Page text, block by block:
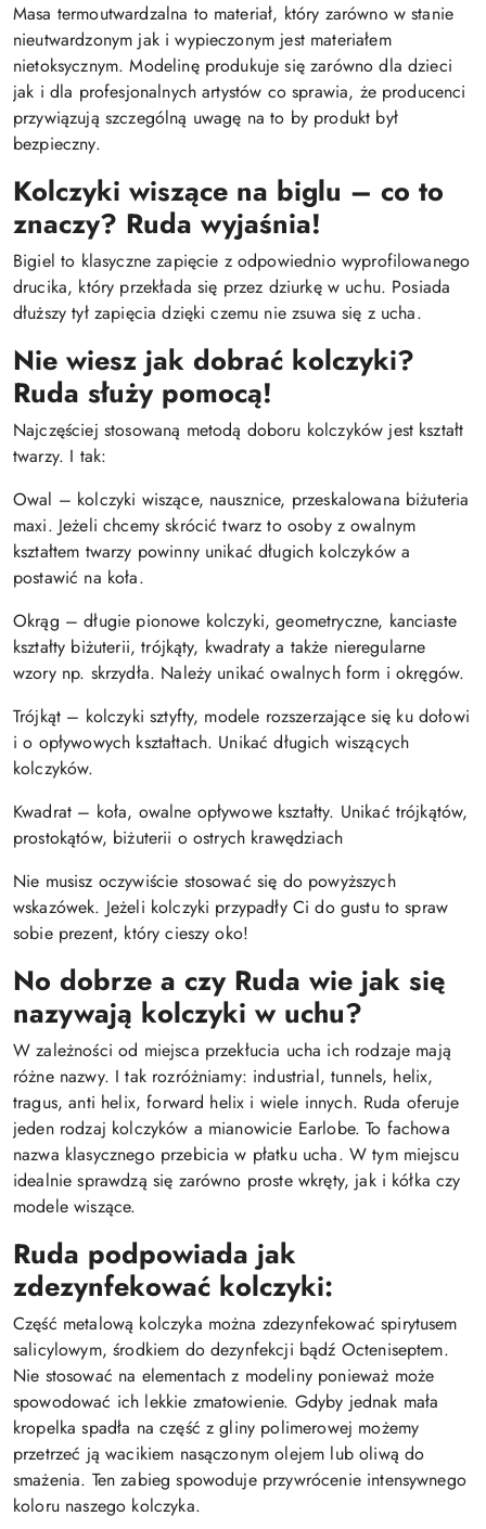
Masa termoutwardzalna to materiał, który zarówno w stanie
nieutwardzonym jak i wypieczonym jest materiałem
nietoksycznym. Modelinę produkuje się zarówno dla dzieci
jak i dla profesjonalnych artystów co sprawia, że producenci
przywiązują szczególną uwagę na to by produkt był
bezpieczny.
Kolczyki wiszące na biglu – co to
znaczy? Ruda wyjaśnia!
Bigiel to klasyczne zapięcie z odpowiednio wyprofilowanego
drucika, który przekłada się przez dziurkę w uchu. Posiada
dłuższy tył zapięcia dzięki czemu nie zsuwa się z ucha.
Nie wiesz jak dobrać kolczyki?
Ruda służy pomocą!
Najczęściej stosowaną metodą doboru kolczyków jest kształt
twarzy. I tak:
Owal – kolczyki wiszące, nausznice, przeskalowana biżuteria
maxi. Jeżeli chcemy skrócić twarz to osoby z owalnym
kształtem twarzy powinny unikać długich kolczyków a
postawić na koła.
Okrąg – długie pionowe kolczyki, geometryczne, kanciaste
kształty biżuterii, trójkąty, kwadraty a także nieregularne
wzory np. skrzydła. Należy unikać owalnych form i okręgów.
Trójkąt – kolczyki sztyfty, modele rozszerzające się ku dołowi
i o opływowych kształtach. Unikać długich wiszących
kolczyków.
Kwadrat – koła, owalne opływowe kształty. Unikać trójkątów,
prostokątów, biżuterii o ostrych krawędziach
Nie musisz oczywiście stosować się do powyższych
wskazówek. Jeżeli kolczyki przypadły Ci do gustu to spraw
sobie prezent, który cieszy oko!
No dobrze a czy Ruda wie jak się
nazywają kolczyki w uchu?
W zależności od miejsca przekłucia ucha ich rodzaje mają
różne nazwy. I tak rozróżniamy: industrial, tunnels, helix,
tragus, anti helix, forward helix i wiele innych. Ruda oferuje
jeden rodzaj kolczyków a mianowicie Earlobe. To fachowa
nazwa klasycznego przebicia w płatku ucha. W tym miejscu
idealnie sprawdzą się zarówno proste wkręty, jak i kółka czy
modele wiszące.
Ruda podpowiada jak
zdezynfekować kolczyki:
Część metalową kolczyka można zdezynfekować spirytusem
salicylowym, środkiem do dezynfekcji bądź Octeniseptem.
Nie stosować na elementach z modeliny ponieważ może
spowodować ich lekkie zmatowienie. Gdyby jednak mała
kropelka spadła na część z gliny polimerowej możemy
przetrzeć ją wacikiem nasączonym olejem lub oliwą do
smażenia. Ten zabieg spowoduje przywrócenie intensywnego
koloru naszego kolczyka.